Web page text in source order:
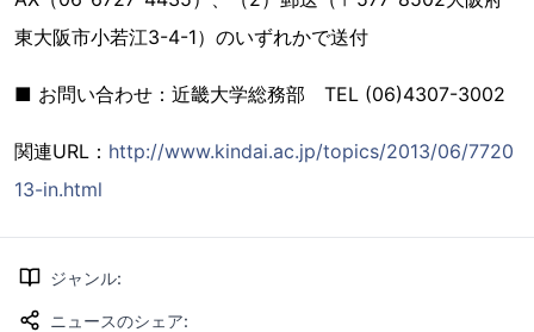
東大阪市小若江3-4-1）のいずれかで送付
■ お問い合わせ：近畿大学総務部 TEL (06)4307-3002
関連URL： http://www.kindai.ac.jp/topics/2013/06/7720
13-in.html
ジャンル:
ニュースのシェア: